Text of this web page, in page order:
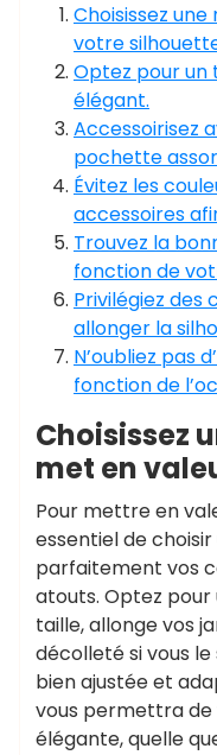
Choisissez
votre
Optez pour un
élégant.
Accessoirisez
pochette
Évitez les
accessoires
Trouvez la
fonction de
Privilégiez des
allonger la
N’oubliez pas
fonction de
Choisissez
met en
Pour mettre en
essentiel de
parfaitement vos
atouts. Optez pour
taille, allonge vos
décolleté si vous
bien ajustée et
vous permettra
élégante, quelle